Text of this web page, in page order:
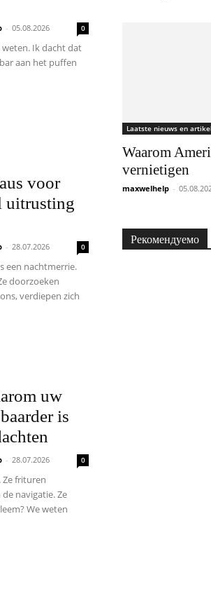
- 05.08.2026 0
weten. Ik dacht dat
aan het puffen
voor
uitrusting
- 28.07.2026 0
een nachtmerrie.
doorzoeken
verdiepen zich
uw
is
- 28.07.2026 0
Ze frituren
navigatie. Ze
We weten
Laatste nieuws en
Waarom
vernietigen
maxwelhelp -
Рекомендуемо